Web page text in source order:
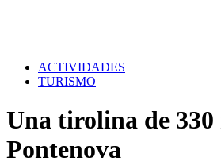
ACTIVIDADES
TURISMO
Una tirolina de 330
Pontenova